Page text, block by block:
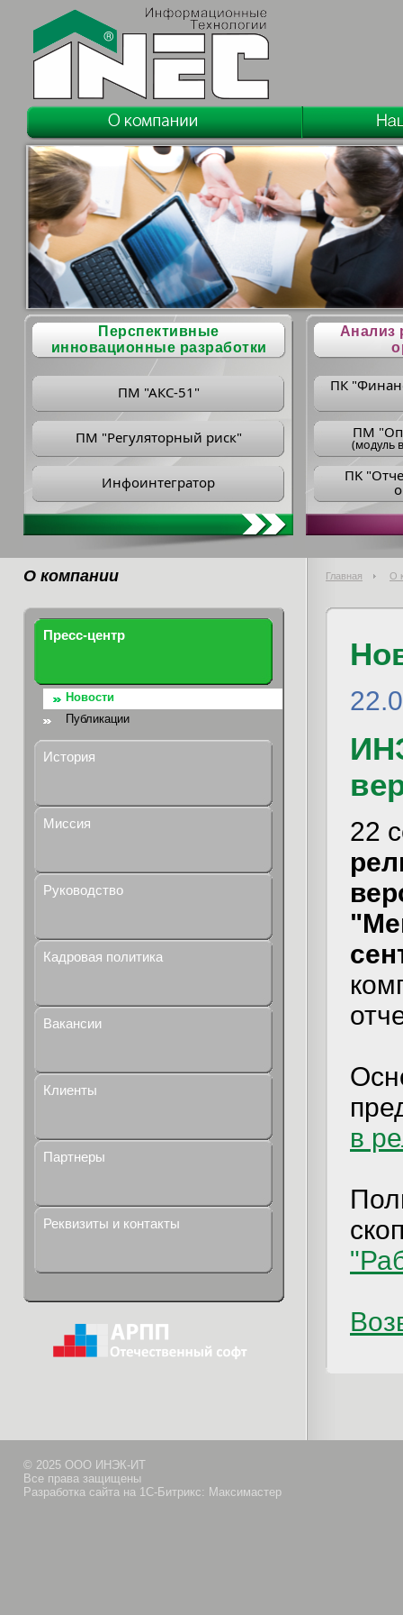
Перспективные
инновационные разработки
ПМ "АКС-51"
ПМ "Регуляторный риск"
Инфоинтегратор
Анализ
ПК
ПM
(модуль
ПK
О компании Главная О
Пресс-центр
Новости
Публикации
История
Миссия
Руководство
Кадровая политика
Вакансии
Клиенты
Партнеры
Реквизиты и контакты
22
в
© 2025 ООО ИНЭК-ИТ
Все права защищены
Разработка сайта на 1С-Битрикс: Максимастер